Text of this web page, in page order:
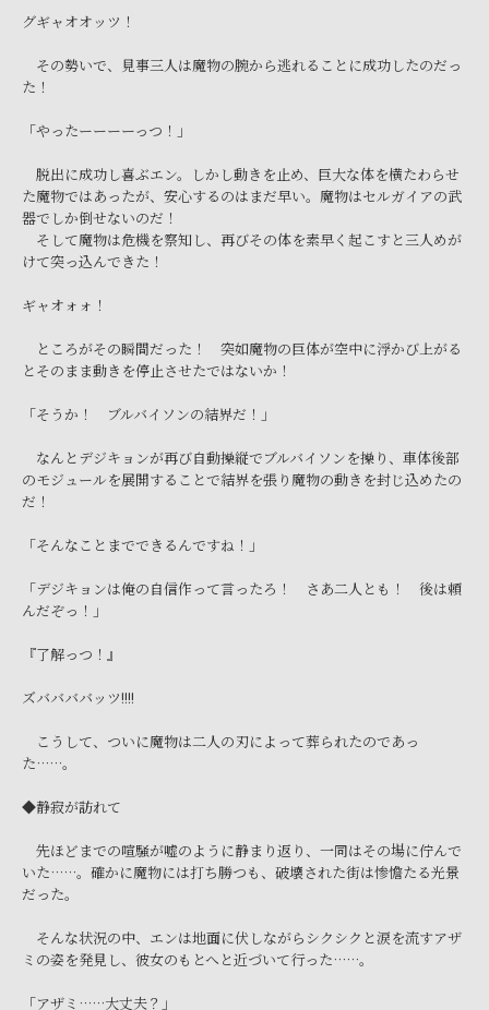
グギャオオッツ！
その勢いで、見事三人は魔物の腕から逃れることに成功したのだっ
た！
「やったーーーーっつ！」
脱出に成功し喜ぶエン。しかし動きを止め、巨大な体を横たわらせ
た魔物ではあったが、安心するのはまだ早い。魔物はセルガイアの武
器でしか倒せないのだ！
そして魔物は危機を察知し、再びその体を素早く起こすと三人めが
けて突っ込んできた！
ギャオォォ！
ところがその瞬間だった！ 突如魔物の巨体が空中に浮かび上がる
とそのまま動きを停止させたではないか！
「そうか！ ブルバイソンの結界だ！」
なんとデジキョンが再び自動操縦でブルバイソンを操り、車体後部
のモジュールを展開することで結界を張り魔物の動きを封じ込めたの
だ！
「そんなことまでできるんですね！」
「デジキョンは俺の自信作って言ったろ！ さあ二人とも！ 後は頼
んだぞっ！」
『了解っつ！』
ズババババッツ!!!!
こうして、ついに魔物は二人の刃によって葬られたのであっ
た……。
◆静寂が訪れて
先ほどまでの喧騒が嘘のように静まり返り、一同はその場に佇んで
いた……。確かに魔物には打ち勝つも、破壊された街は惨憺たる光景
だった。
そんな状況の中、エンは地面に伏しながらシクシクと涙を流すアザ
ミの姿を発見し、彼女のもとへと近づいて行った……。
「アザミ……大丈夫？」